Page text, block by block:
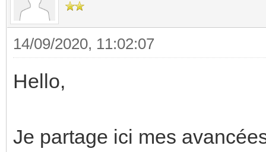
14/09/2020, 11:02:07
Hello,
Je partage ici mes